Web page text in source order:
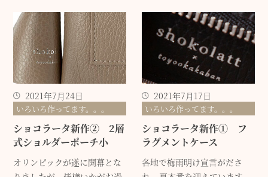
2021年7月24日
いろいろ作ってます。。。
ショコラータ新作② 2層
式ショルダーポーチ小
オリンピックが遂に開幕とな
2021年7月17日
いろいろ作ってます。。。
ショコラータ新作① フ
ラグメントケース
各地で梅雨明け宣言がださ